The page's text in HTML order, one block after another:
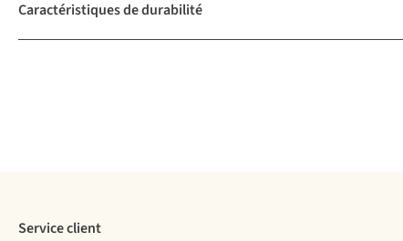
Caractéristiques de durabilité
Service client